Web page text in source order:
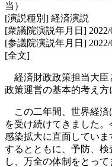
当）
[演説種別] 経済演説
[衆議院演説年月日] 2022/
[参議院演説年月日] 2022/
[全文]
経済財政政策担当大臣
政策運営の基本的考え方
この二年間、世界経済
を受け続けてきました
感染拡大に直面してい
するとともに、予防、
し、万全の体制をとって